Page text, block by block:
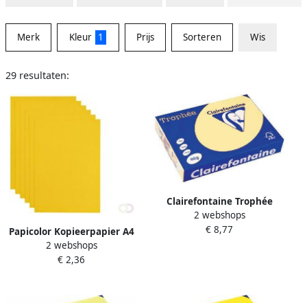
Merk Kleur 1 Prijs Sorteren Wis
29 resultaten:
Papicolor Kopieerpapier A4
200gr 6 vel dottergeel
2 webshops
€ 2,36
Clairefontaine Trophée
gekleurd papier A4 80 g 500
vel kanariegeel
2 webshops
€ 8,77